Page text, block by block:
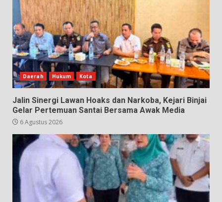
Daerah Hukum Kota
Jalin Sinergi Lawan Hoaks dan Narkoba, Kejari Binjai
Gelar Pertemuan Santai Bersama Awak Media
6 Agustus 2026